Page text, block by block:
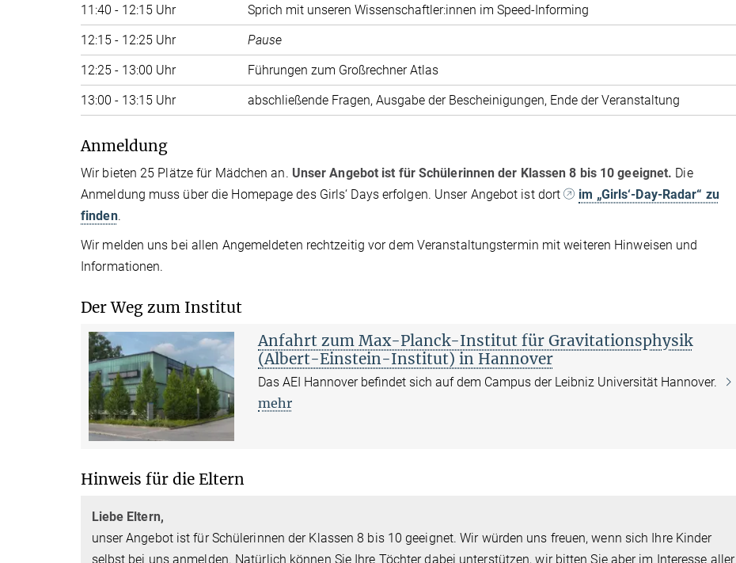
11:40 - 12:15 Uhr
Sprich mit unseren Wissenschaftler:innen im Speed-Informing
12:15 - 12:25 Uhr
Pause
12:25 - 13:00 Uhr
Führungen zum Großrechner Atlas
13:00 - 13:15 Uhr
abschließende Fragen, Ausgabe der Bescheinigungen, Ende der Veranstaltung
Anmeldung
Wir bieten 25 Plätze für Mädchen an. Unser Angebot ist für Schülerinnen der Klassen 8 bis 10 geeignet. Die
Anmeldung muss über die Homepage des Girls‘ Days erfolgen. Unser Angebot ist dort
im „Girls‘-Day-Radar“ zu
finden.
Wir melden uns bei allen Angemeldeten rechtzeitig vor dem Veranstaltungstermin mit weiteren Hinweisen und
Informationen.
Der Weg zum Institut
Anfahrt zum Max-Planck-Institut für Gravitationsphysik
(Albert-Einstein-Institut) in Hannover
Das AEI Hannover befindet sich auf dem Campus der Leibniz Universität Hannover.
mehr
Hinweis für die Eltern
Liebe Eltern,
unser Angebot ist für Schülerinnen der Klassen 8 bis 10 geeignet. Wir würden uns freuen, wenn sich Ihre Kinder
selbst bei uns anmelden. Natürlich können Sie Ihre Töchter dabei unterstützen, wir bitten Sie aber im Interesse aller